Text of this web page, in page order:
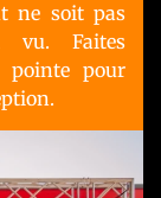
ne soit pas
vu. Faites
pointe pour